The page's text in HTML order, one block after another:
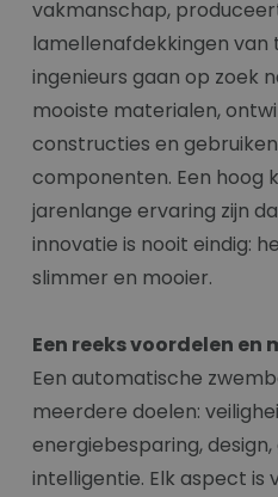
vakmanschap,
lamellenafdekkingen van
ingenieurs gaan op zoek
mooiste materialen,
constructies en
componenten. Een hoog
jarenlange ervaring zijn
innovatie is nooit eindig:
slimmer en mooier.
Een reeks voordelen en
Een automatische
meerdere doelen:
energiebesparing, design,
intelligentie. Elk aspect is